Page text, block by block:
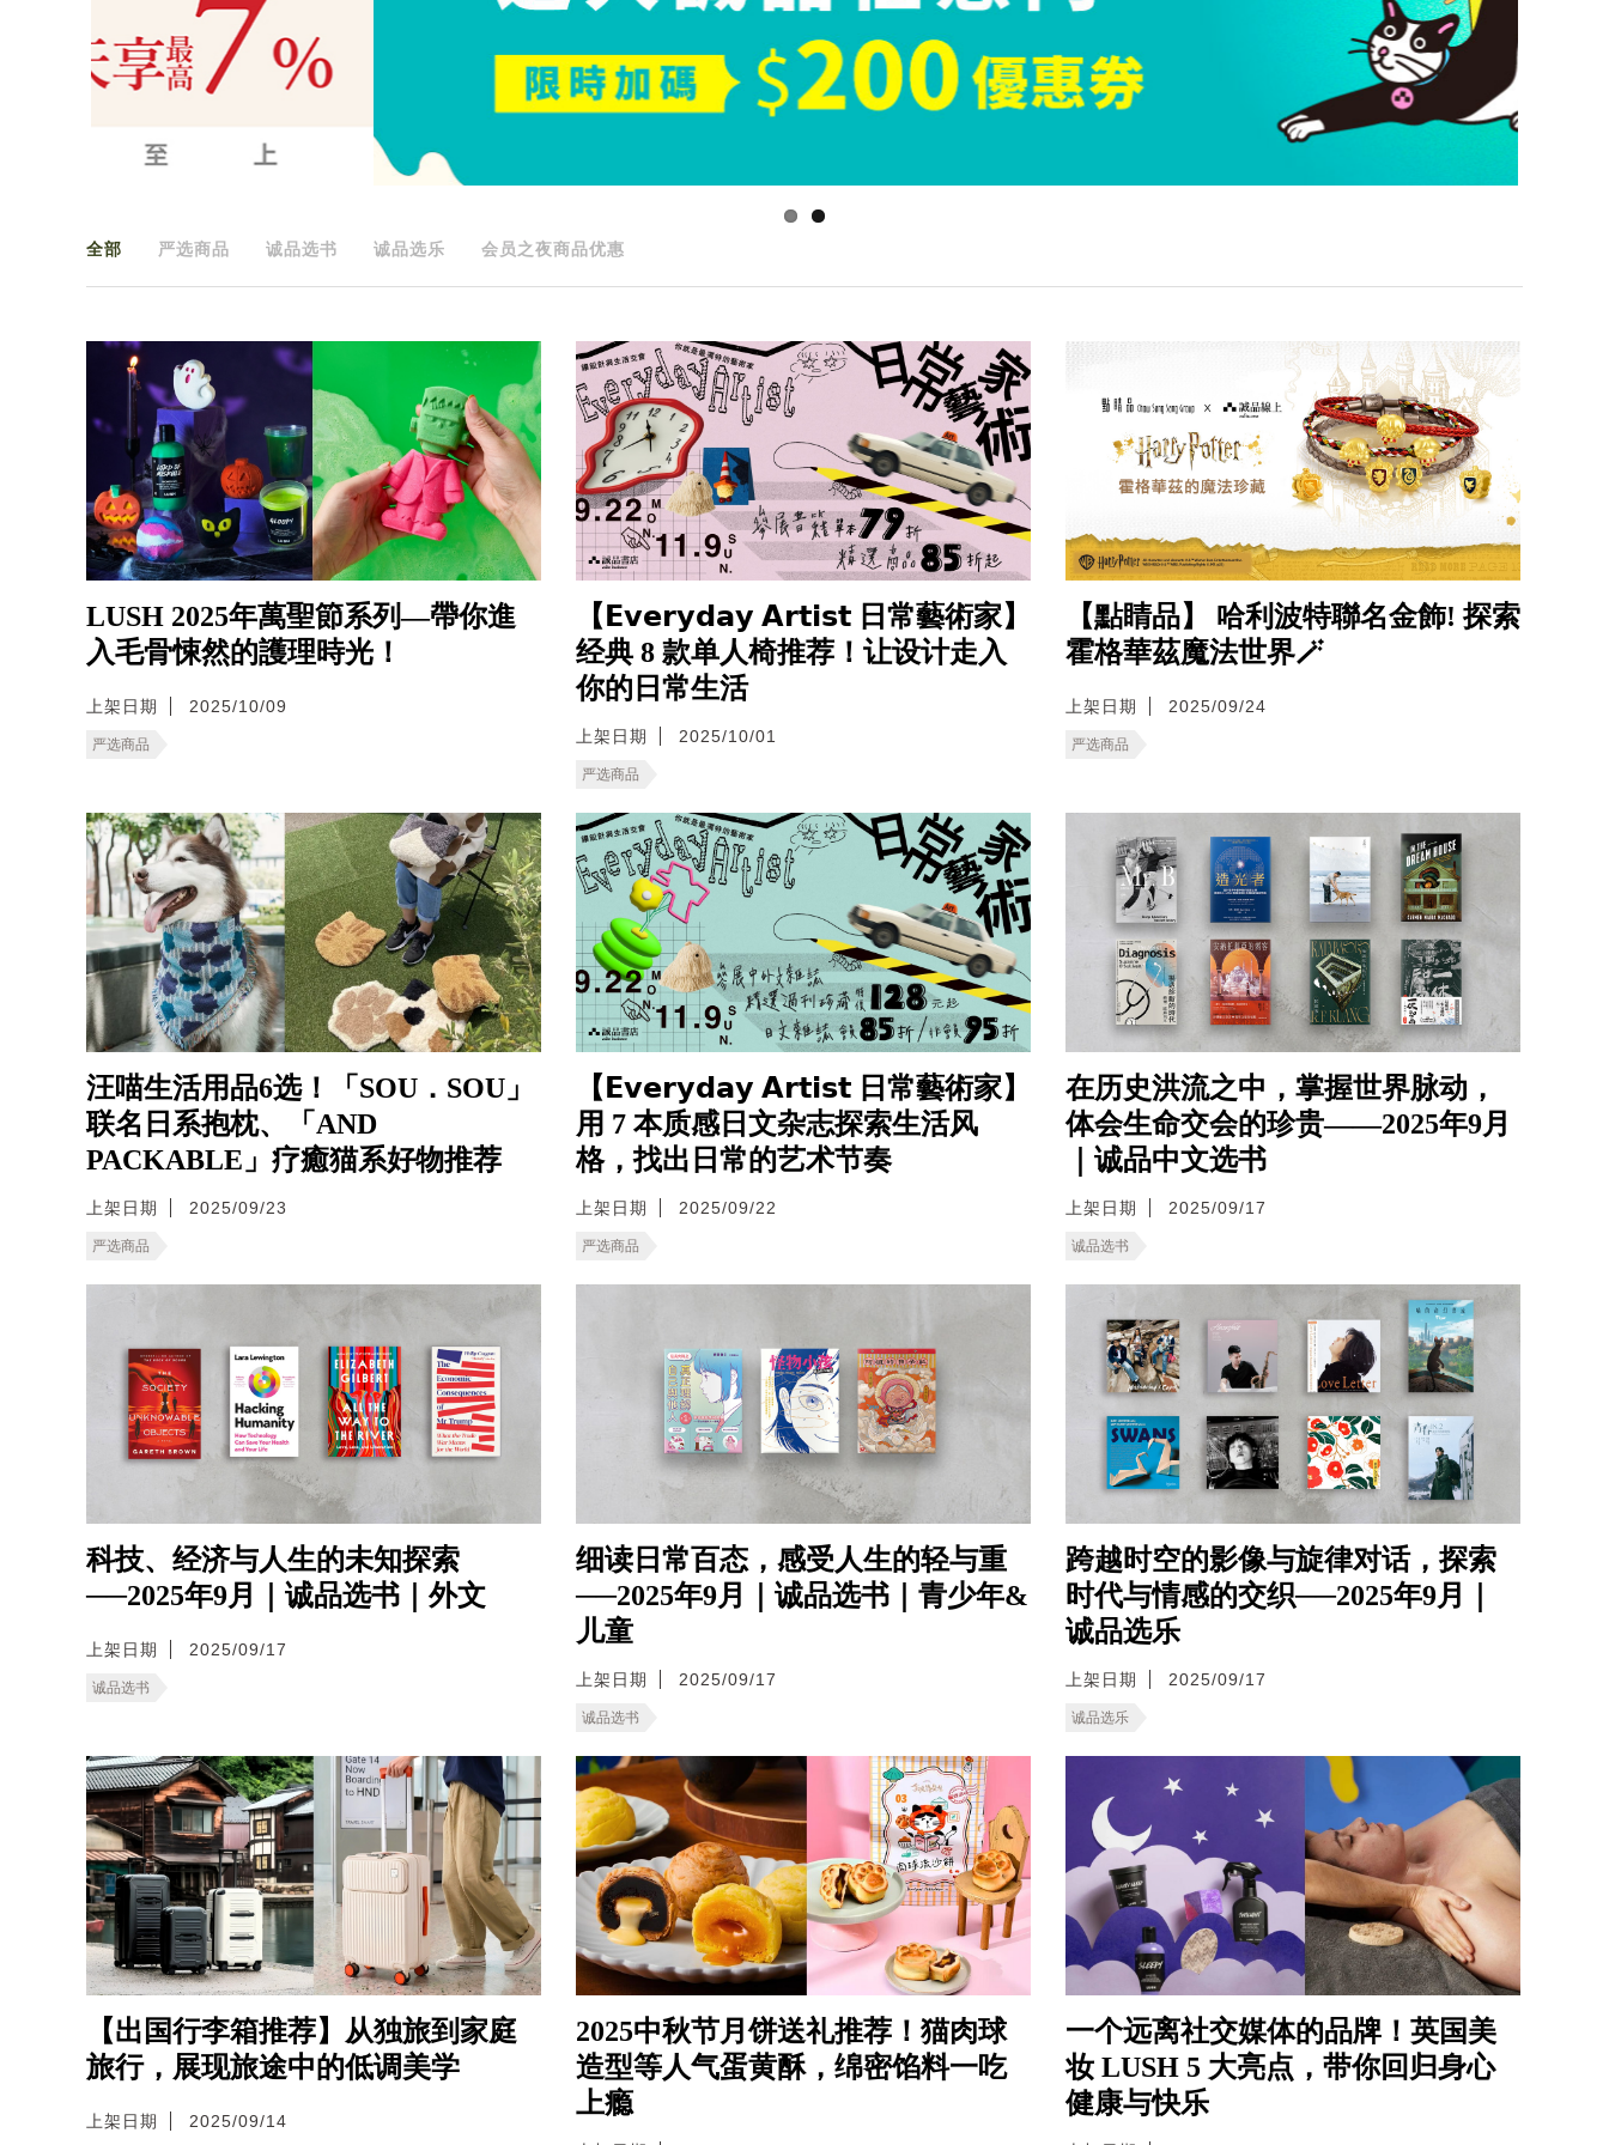
全部 严选商品 诚品选书 诚品选乐 会员之夜商品优惠
LUSH 2025年萬聖節系列—帶你進
入毛骨悚然的護理時光！
上架日期 2025/10/09
严选商品
【𝗘𝘃𝗲𝗿𝘆𝗱𝗮𝘆 𝗔𝗿𝘁𝗶𝘀𝘁 日常藝術家】
经典 8 款单人椅推荐！让设计走入
你的日常生活
上架日期 2025/10/01
严选商品
【點睛品】 哈利波特聯名金飾! 探索
霍格華茲魔法世界🪄
上架日期 2025/09/24
严选商品
汪喵生活用品6选！「SOU．SOU」
联名日系抱枕、「AND
PACKABLE」疗癒猫系好物推荐
上架日期 2025/09/23
严选商品
【𝗘𝘃𝗲𝗿𝘆𝗱𝗮𝘆 𝗔𝗿𝘁𝗶𝘀𝘁 日常藝術家】
用 7 本质感日文杂志探索生活风
格，找出日常的艺术节奏
上架日期 2025/09/22
严选商品
在历史洪流之中，掌握世界脉动，
体会生命交会的珍贵——2025年9月
｜诚品中文选书
上架日期 2025/09/17
诚品选书
科技、经济与人生的未知探索
──2025年9月｜诚品选书｜外文
上架日期 2025/09/17
诚品选书
细读日常百态，感受人生的轻与重
──2025年9月｜诚品选书｜青少年&
儿童
上架日期 2025/09/17
诚品选书
跨越时空的影像与旋律对话，探索
时代与情感的交织──2025年9月｜
诚品选乐
上架日期 2025/09/17
诚品选乐
【出国行李箱推荐】从独旅到家庭
旅行，展现旅途中的低调美学
上架日期 2025/09/14
2025中秋节月饼送礼推荐！猫肉球
造型等人气蛋黄酥，绵密馅料一吃
上瘾
一个远离社交媒体的品牌！英国美
妆 LUSH 5 大亮点，带你回归身心
健康与快乐